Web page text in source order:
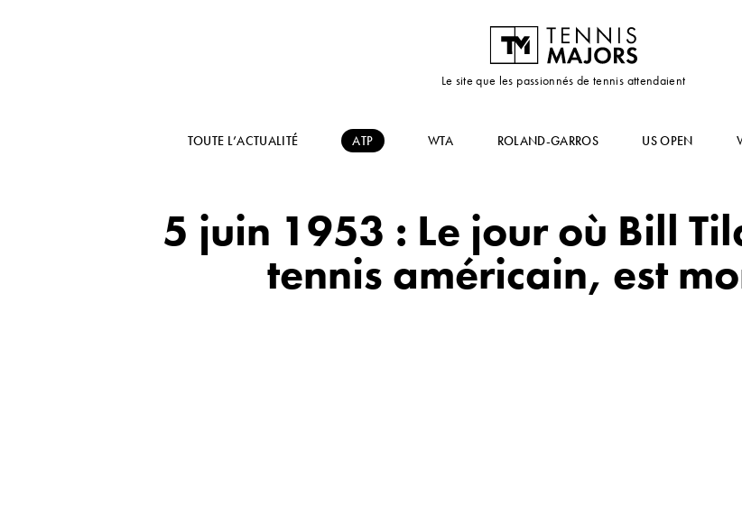
Le site que les passionnés de tennis attendaient
TOUTE L’ACTUALITÉ ATP WTA ROLAND-GARROS US OPEN
5 juin 1953 : Le jour où Bill
tennis américain, est